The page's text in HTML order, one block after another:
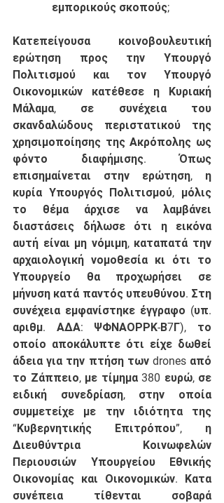
εμπορικούς σκοπούς;
Κατεπείγουσα κοινοβουλευτική
ερώτηση προς την Υπουργό
Πολιτισμού και τον Υπουργό
Οικονομικών κατέθεσε η Κυριακή
Μάλαμα, σε συνέχεια του
σκανδαλώδους περιστατικού της
χρησιμοποίησης της Ακρόπολης ως
φόντο διαφήμισης. Όπως
επισημαίνεται στην ερώτηση, η
κυρία Υπουργός Πολιτισμού, μόλις
το θέμα άρχισε να λαμβάνει
διαστάσεις δήλωσε ότι η εικόνα
αυτή είναι μη νόμιμη, καταπατά την
αρχαιολογική νομοθεσία κι ότι το
Υπουργείο θα προχωρήσει σε
μήνυση κατά παντός υπευθύνου. Στη
συνέχεια εμφανίστηκε έγγραφο (υπ.
αριθμ. ΑΔΑ: ΨΦΝΑΟΡΡΚ-Β7Γ), το
οποίο αποκάλυπτε ότι είχε δωθεί
άδεια για την πτήση των drones από
το Ζάππειο, με τίμημα 380 ευρώ, σε
ειδική συνεδρίαση, στην οποία
συμμετείχε με την ιδιότητα της
“Κυβερνητικής Επιτρόπου”, η
Διευθύντρια Κοινωφελών
Περιουσιών Υπουργείου Εθνικής
Οικονομίας και Οικονομικών. Κατα
συνέπεια τίθενται σοβαρά